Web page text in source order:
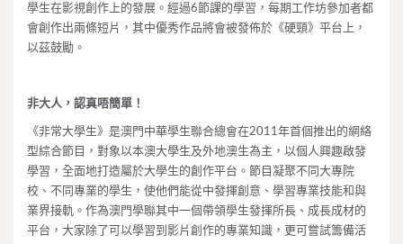
學生在影視創作上的發展。經過6節課的學習，每期工作坊參加者都
會創作出兩條短片，其中優秀作品將會被發佈於《硬頸》平台上，
以茲鼓勵。
非大人，認真唔簡單！
《非常大學生》是澳門中華學生聯合總會在2011年首個推出的網絡
型綜合節目，對象以本澳大學生及外地澳生為主，以個人興趣啟發
學習，全面地打造屬於大學生的創作平台。節目凝聚不同大專院
校、不同專業的學生，使他們能從中發揮創意、學習專業技能和與
業界接軌。作為澳門學聯其中一個帶領學生發揮所長、成長成材的
平台，大家除了可以學習到影片創作的專業知識，更可嘗試籌備活